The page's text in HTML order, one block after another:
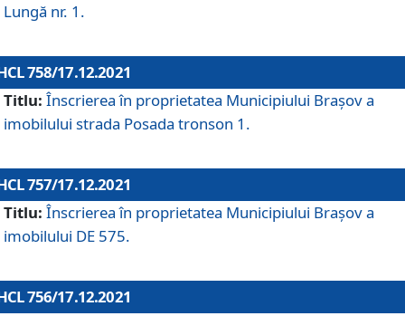
Lungă nr. 1.
758/17.12.2021
Titlu: Înscrierea în proprietatea Municipiului Brașov a
imobilului strada Posada tronson 1.
757/17.12.2021
Titlu: Înscrierea în proprietatea Municipiului Brașov a
imobilului DE 575.
756/17.12.2021